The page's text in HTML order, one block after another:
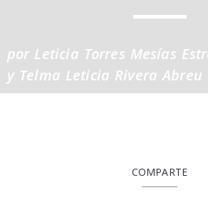
por Leticia Torres Mesías
y Telma Leticia Rivera Abreu
COMPARTE